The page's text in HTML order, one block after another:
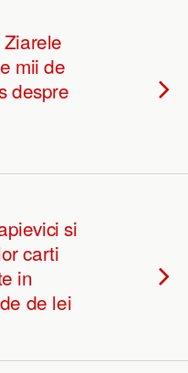
mii de
despre
si
carti
in
de lei